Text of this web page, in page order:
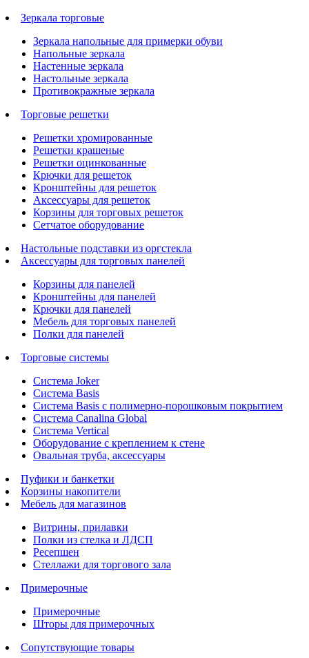
Зеркала торговые
Зеркала напольные для примерки обуви
Напольные зеркала
Настенные зеркала
Настольные зеркала
Противокражные зеркала
Торговые решетки
Решетки хромированные
Решетки крашеные
Решетки оцинкованные
Крючки для решеток
Кронштейны для решеток
Аксессуары для решеток
Корзины для торговых решеток
Сетчатое оборудование
Настольные подставки из оргстекла
Аксессуары для торговых панелей
Корзины для панелей
Кронштейны для панелей
Крючки для панелей
Мебель для торговых панелей
Полки для панелей
Торговые системы
Система Joker
Система Basis
Система Basis с полимерно-порошковым покрытием
Система Canalina Global
Система Vertical
Оборудование с креплением к стене
Овальная труба, аксессуары
Пуфики и банкетки
Корзины накопители
Мебель для магазинов
Витрины, прилавки
Полки из стелка и ЛДСП
Ресепшен
Стеллажи для торгового зала
Примерочные
Примерочные
Шторы для примерочных
Сопутствующие товары